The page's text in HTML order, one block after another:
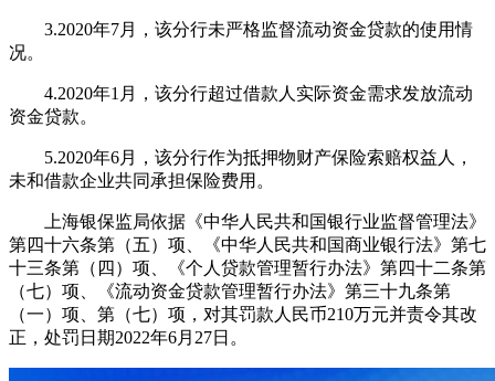
3.2020年7月，该分行未严格监督流动资金贷款的使用情
况。
4.2020年1月，该分行超过借款人实际资金需求发放流动
资金贷款。
5.2020年6月，该分行作为抵押物财产保险索赔权益人，
未和借款企业共同承担保险费用。
上海银保监局依据《中华人民共和国银行业监督管理法》
第四十六条第（五）项、《中华人民共和国商业银行法》第七
十三条第（四）项、《个人贷款管理暂行办法》第四十二条第
（七）项、《流动资金贷款管理暂行办法》第三十九条第
（一）项、第（七）项，对其罚款人民币210万元并责令其改
正，处罚日期2022年6月27日。